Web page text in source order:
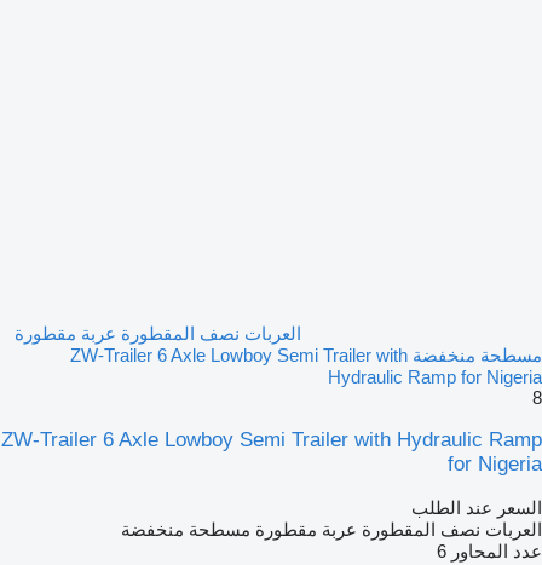
العربات نصف المقطورة عربة مقطورة
مسطحة منخفضة ZW-Trailer 6 Axle Lowboy Semi Trailer with
Hydraulic Ramp for Nigeria
8
ZW-Trailer 6 Axle Lowboy Semi Trailer with Hydraulic Ramp
for Nigeria
السعر عند الطلب
العربات نصف المقطورة عربة مقطورة مسطحة منخفضة
عدد المحاور 6